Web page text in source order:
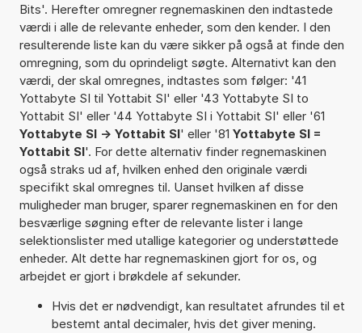
Bits'. Herefter omregner regnemaskinen den indtastede
værdi i alle de relevante enheder, som den kender. I den
resulterende liste kan du være sikker på også at finde den
omregning, som du oprindeligt søgte. Alternativt kan den
værdi, der skal omregnes, indtastes som følger: '41
Yottabyte SI til Yottabit SI' eller '43 Yottabyte SI to
Yottabit SI' eller '44 Yottabyte SI i Yottabit SI' eller '61
Yottabyte SI -> Yottabit SI' eller '81 Yottabyte SI =
Yottabit SI'. For dette alternativ finder regnemaskinen
også straks ud af, hvilken enhed den originale værdi
specifikt skal omregnes til. Uanset hvilken af disse
muligheder man bruger, sparer regnemaskinen en for den
besværlige søgning efter de relevante lister i lange
selektionslister med utallige kategorier og understøttede
enheder. Alt dette har regnemaskinen gjort for os, og
arbejdet er gjort i brøkdele af sekunder.
Hvis det er nødvendigt, kan resultatet afrundes til et
bestemt antal decimaler, hvis det giver mening.